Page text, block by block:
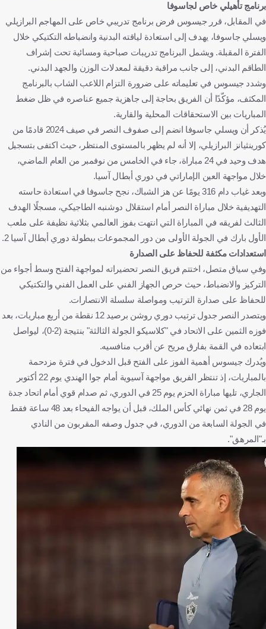
برنامج تأهيلي خاص لجاسوفا
في المقابل، قرر جيسوس فرض برنامج تدريبي خاص على المهاجم البرازيلي
ويسلي جاسوفا، يهدف إلى استعادة لياقته البدنية وانضباطه التكتيكي خلال
الفترة المقبلة. ويشمل البرنامج تدريبات صباحية ومسائية تحت إشراف
الطاقم البدني، إلى جانب مراقبة دقيقة لمعدلات الوزن والجهد البدني.
وشدد جيسوس في تعليماته على ضرورة التزام اللاعب الشاب بالبرنامج
المكثف، مؤكّدًا أن الفريق بحاجة إلى جاهزية جميع عناصره في ظل ضغط
المباريات بين الاستحقاقات المحلية والقارية.
يُذكر أن ويسلي جاسوفا انضم إلى صفوف النصر في صيف 2024 قادمًا من
كورينثيانز البرازيلي، إلا أنه لم يظهر بالمستوى المنتظر، حيث اكتفى بتسجيل
هدف وحيد في 24 مباراة، جاء في الخامس من نوفمبر من العام الماضي،
خلال مواجهة العين الإماراتي في دوري أبطال آسيا.
وبعد غياب دام 316 يومًا عن هز الشباك، نجح جاسوفا في استعادة حاسته
التهديفية خلال مباراة النصر أمام استقلال دوشنبه الطاجيكي، مسجلًا الهدف
الثالث لفريقه في المباراة التي انتهت بفوز العالمي بثلاثية نظيفة على ملعب
الأول بارك في الجولة الأولى من دور المجموعات ببطولة دوري أبطال آسيا 2.
استعدادات مكثفة للحفاظ على الصدارة
وفي سياق متصل، اختتم فريق النصر تحضيراته لمواجهة الفتح وسط أجواء من
التركيز والانضباط، حيث حرص الجهاز الفني على العمل الفني والتكتيكي
للحفاظ على صدارة الترتيب ومواصلة سلسلة الانتصارات.
ويتصدر النصر جدول ترتيب دوري روشن برصيد 12 نقطة من أربع مباريات، بعد
فوزه الثمين على الاتحاد في "كلاسيكو الجولة الثالثة" بنتيجة (2-0)، ليواصل
ابتعاده في القمة بفارق مريح عن أقرب منافسيه.
ويُدرك جيسوس أهمية الفوز على الفتح قبل الدخول في فترة مزدحمة
بالمباريات، إذ تنتظر الفريق مواجهة آسيوية أمام جوا الهندي يوم 22 أكتوبر
الجاري، تليها مباراة الحزم يوم 25 في الدوري، ثم صدام قوي أمام اتحاد جدة
يوم 28 في ثمن نهائي كأس الملك، قبل أن يواجه الفيحاء بعد 48 ساعة فقط
في الجولة السابعة من الدوري، في جدول وصفه المقربون من النادي
بـ"المرهق".